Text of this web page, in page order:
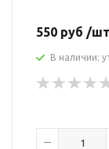
550 руб /шт
В наличии: